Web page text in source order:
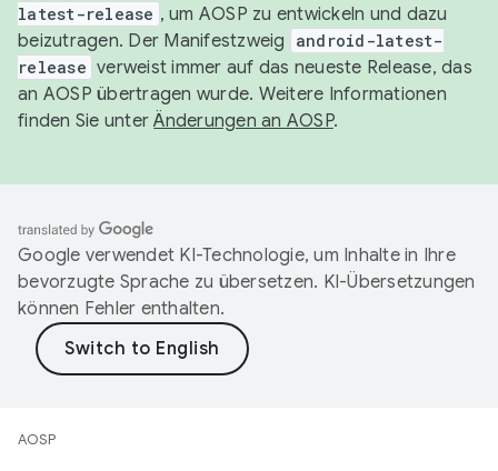
latest-release , um AOSP zu entwickeln und dazu
beizutragen. Der Manifestzweig
android-latest-
release verweist immer auf das neueste Release, das
an AOSP übertragen wurde. Weitere Informationen
finden Sie unterÄnderungen an AOSP.
Google verwendet KI-Technologie, um Inhalte in Ihre
bevorzugte Sprache zu übersetzen. KI-Übersetzungen
können Fehler enthalten.
AOSP